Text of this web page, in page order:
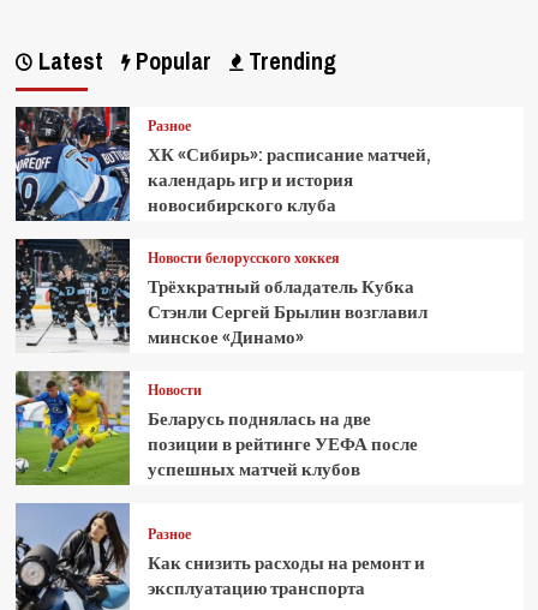
Latest Popular Trending
Разное
ХК «Сибирь»: расписание матчей,
календарь игр и история
новосибирского клуба
Новости белорусского хоккея
Трёхкратный обладатель Кубка
Стэнли Сергей Брылин возглавил
минское «Динамо»
Новости
Беларусь поднялась на две
позиции в рейтинге УЕФА после
успешных матчей клубов
Разное
Как снизить расходы на ремонт и
эксплуатацию транспорта